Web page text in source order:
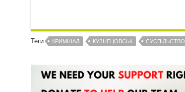
Теги КРИМІНАЛ КУЗНЕЦОВСЬК СУСПІЛЬСТВО